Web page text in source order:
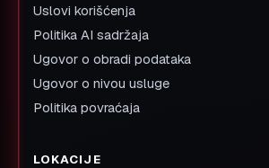
Uslovi korišćenja
Politika AI sadržaja
Ugovor o obradi podataka
Ugovor o nivou usluge
Politika povraćaja
LOKACIJE